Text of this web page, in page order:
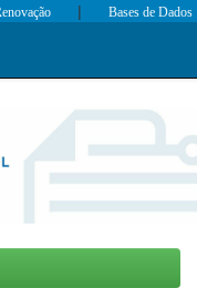
| Bases de Dados